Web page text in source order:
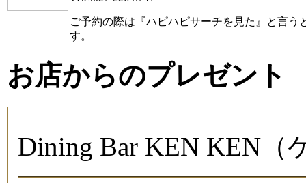
ご予約の際は『ハピハピサーチを見た』と言う
す。
お店からのプレゼント
Dining Bar KEN KEN（